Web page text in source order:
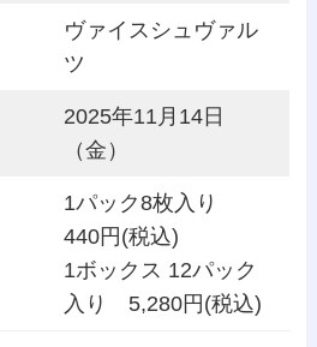
ヴァイスシュヴァル
ツ
2025年11月14日
（金）
1パック8枚入り
440円(税込)
1ボックス 12パック
入り 5,280円(税込)